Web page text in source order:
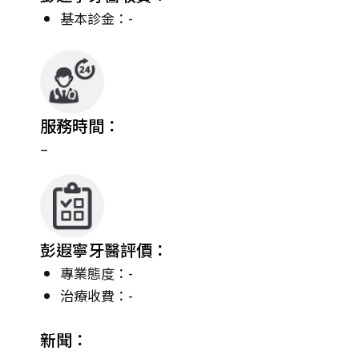
基本診金：-
服務時間：
–
彭遐寧牙醫評價：
專業態度：-
治療收費：-
新聞：